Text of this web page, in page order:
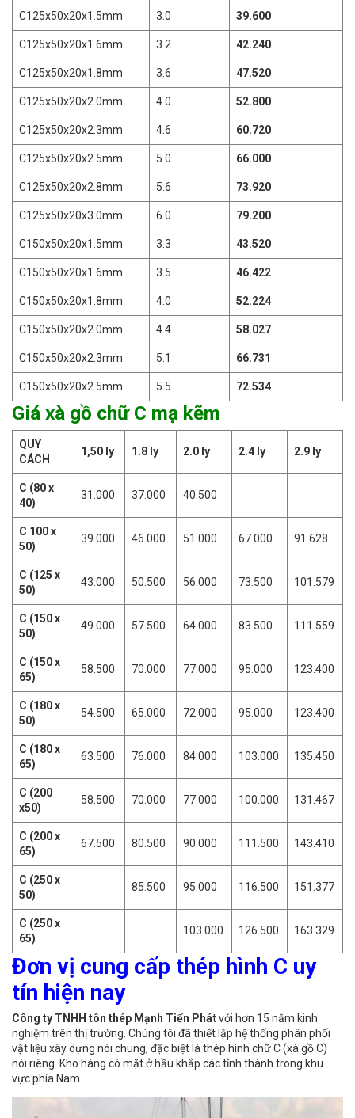
C125x50x20x1.5mm 3.0 39.600
C125x50x20x1.6mm 3.2 42.240
C125x50x20x1.8mm 3.6 47.520
C125x50x20x2.0mm 4.0 52.800
C125x50x20x2.3mm 4.6 60.720
C125x50x20x2.5mm 5.0 66.000
C125x50x20x2.8mm 5.6 73.920
C125x50x20x3.0mm 6.0 79.200
C150x50x20x1.5mm 3.3 43.520
C150x50x20x1.6mm 3.5 46.422
C150x50x20x1.8mm 4.0 52.224
C150x50x20x2.0mm 4.4 58.027
C150x50x20x2.3mm 5.1 66.731
C150x50x20x2.5mm 5.5 72.534
Giá xà gồ chữ C mạ kẽm
QUY
CÁCH
1,50 ly 1.8 ly 2.0 ly 2.4 ly 2.9 ly
C (80 x
40)
31.000 37.000 40.500
C 100 x
50)
39.000 46.000 51.000 67.000 91.628
C (125 x
50)
43.000 50.500 56.000 73.500 101.579
C (150 x
50)
49.000 57.500 64.000 83.500 111.559
C (150 x
65)
58.500 70.000 77.000 95.000 123.400
C (180 x
50)
54.500 65.000 72.000 95.000 123.400
C (180 x
65)
63.500 76.000 84.000 103.000 135.450
C (200
x50)
58.500 70.000 77.000 100.000 131.467
C (200 x
65)
67.500 80.500 90.000 111.500 143.410
C (250 x
50)
85.500 95.000 116.500 151.377
C (250 x
65)
103.000 126.500 163.329
Đơn vị cung cấp thép hình C uy
tín hiện nay
Công ty TNHH tôn thép Mạnh Tiến Phát với hơn 15 năm kinh
nghiệm trên thị trường. Chúng tôi đã thiết lập hệ thống phân phối
vật liệu xây dựng nói chung, đặc biệt là thép hình chữ C (xà gồ C)
nói riêng. Kho hàng có mặt ở hầu khắp các tỉnh thành trong khu
vực phía Nam.